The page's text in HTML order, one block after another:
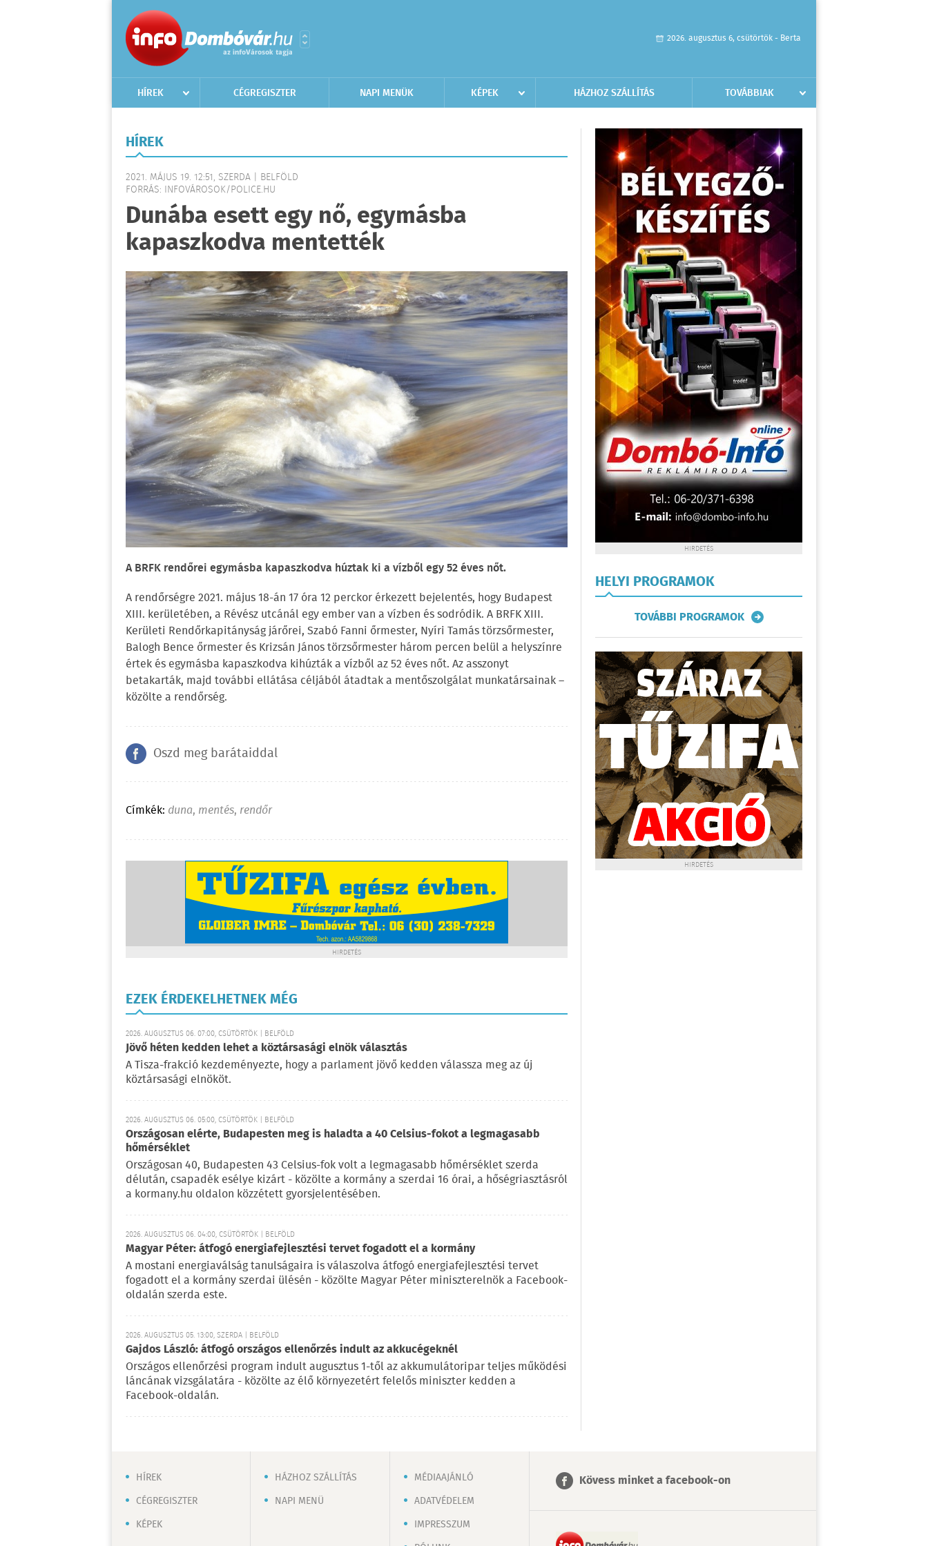
2026. augusztus 6, csütörtök - Berta
HÍREK CÉGREGISZTER NAPI MENÜK KÉPEK HÁZHOZ SZÁLLÍTÁS TOVÁBBIAK
HÍREK
2021. MÁJUS 19. 12:51, SZERDA | BELFÖLD
FORRÁS: INFOVÁROSOK/POLICE.HU
Dunába esett egy nő, egymásba
kapaszkodva mentették
A BRFK rendőrei egymásba kapaszkodva húztak ki a vízből egy 52 éves nőt.
A rendőrségre 2021. május 18-án 17 óra 12 perckor érkezett bejelentés, hogy Budapest
XIII. kerületében, a Révész utcánál egy ember van a vízben és sodródik. A BRFK XIII.
Kerületi Rendőrkapitányság járőrei, Szabó Fanni őrmester, Nyíri Tamás törzsőrmester,
Balogh Bence őrmester és Krizsán János törzsőrmester három percen belül a helyszínre
értek és egymásba kapaszkodva kihúzták a vízből az 52 éves nőt. Az asszonyt
betakarták, majd további ellátása céljából átadtak a mentőszolgálat munkatársainak –
közölte a rendőrség.
Oszd meg barátaiddal
Címkék: duna, mentés, rendőr
HIRDETÉS
EZEK ÉRDEKELHETNEK MÉG
2026. AUGUSZTUS 06. 07:00, CSÜTÖRTÖK | BELFÖLD
Jövő héten kedden lehet a köztársasági elnök választás
A Tisza-frakció kezdeményezte, hogy a parlament jövő kedden válassza meg az új
köztársasági elnököt.
2026. AUGUSZTUS 06. 05:00, CSÜTÖRTÖK | BELFÖLD
Országosan elérte, Budapesten meg is haladta a 40 Celsius-fokot a legmagasabb
hőmérséklet
Országosan 40, Budapesten 43 Celsius-fok volt a legmagasabb hőmérséklet szerda
délután, csapadék esélye kizárt - közölte a kormány a szerdai 16 órai, a hőségriasztásról
a kormany.hu oldalon közzétett gyorsjelentésében.
2026. AUGUSZTUS 06. 04:00, CSÜTÖRTÖK | BELFÖLD
Magyar Péter: átfogó energiafejlesztési tervet fogadott el a kormány
A mostani energiaválság tanulságaira is válaszolva átfogó energiafejlesztési tervet
fogadott el a kormány szerdai ülésén - közölte Magyar Péter miniszterelnök a Facebook-
oldalán szerda este.
2026. AUGUSZTUS 05. 13:00, SZERDA | BELFÖLD
Gajdos László: átfogó országos ellenőrzés indult az akkucégeknél
Országos ellenőrzési program indult augusztus 1-től az akkumulátoripar teljes működési
láncának vizsgálatára - közölte az élő környezetért felelős miniszter kedden a
Facebook-oldalán.
HIRDETÉS
HELYI PROGRAMOK
TOVÁBBI PROGRAMOK
HIRDETÉS
HÍREK
CÉGREGISZTER
KÉPEK
HÁZHOZ SZÁLLÍTÁS
NAPI MENÜ
MÉDIAAJÁNLÓ
ADATVÉDELEM
IMPRESSZUM
Kövess minket a facebook-on